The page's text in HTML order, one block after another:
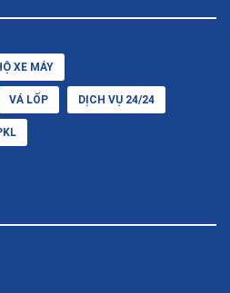
XE MÁY
VÁ LỐP DỊCH VỤ 24/24